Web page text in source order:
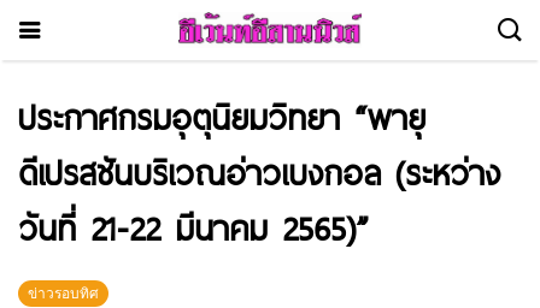
ประกาศกรมอุตุนิยมวิทยา “พายุ
ดีเปรสชันบริเวณอ่าวเบงกอล (ระหว่าง
วันที่ 21-22 มีนาคม 2565)”
ข่าวรอบทิศ